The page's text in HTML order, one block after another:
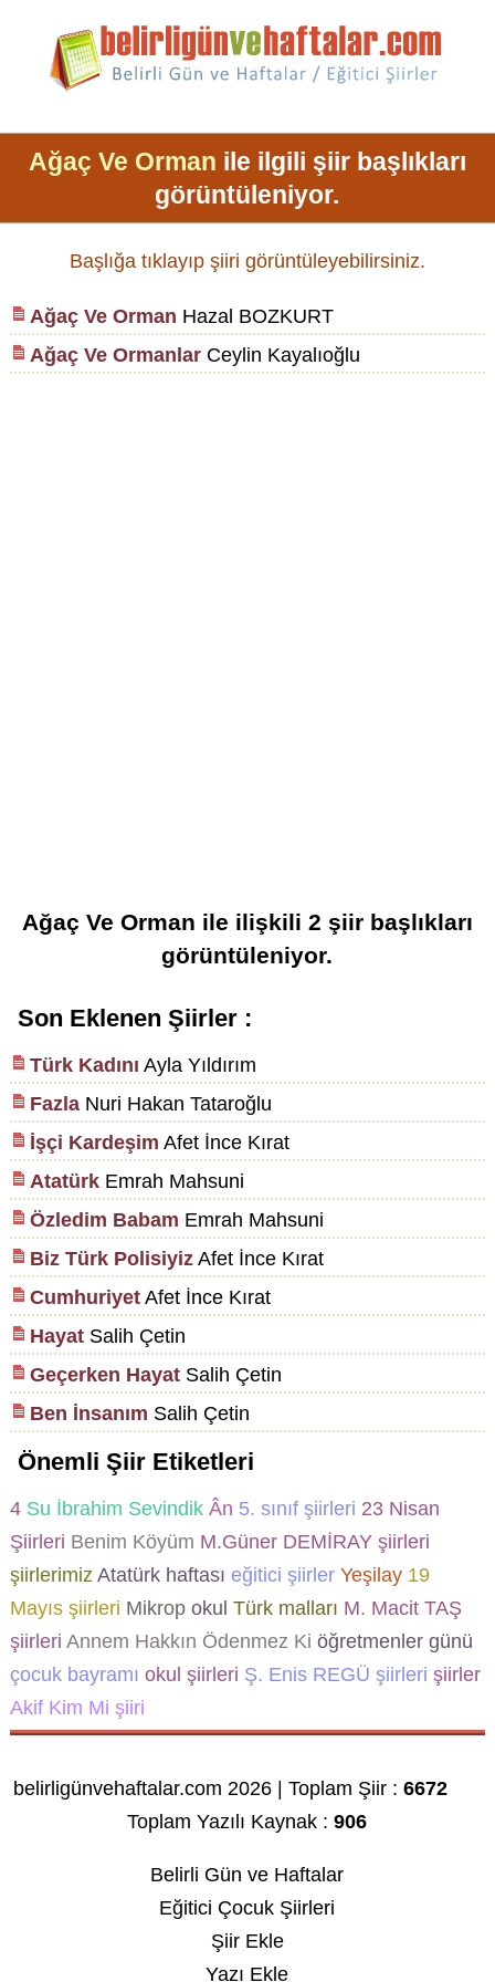
Ağaç Ve Orman ile ilgili şiir başlıkları
görüntüleniyor.
Başlığa tıklayıp şiiri görüntüleyebilirsiniz.
Ağaç Ve Orman Hazal BOZKURT
Ağaç Ve OrmanlarCeylin Kayalıoğlu
Ağaç Ve Orman ile ilişkili 2 şiir başlıkları
görüntüleniyor.
Son Eklenen Şiirler :
Türk Kadını Ayla Yıldırım
FazlaNuri Hakan Tataroğlu
İşçi Kardeşim Afet İnce Kırat
AtatürkEmrah Mahsuni
Özledim Babam Emrah Mahsuni
Biz Türk PolisiyizAfet İnce Kırat
CumhuriyetAfet İnce Kırat
HayatSalih Çetin
Geçerken HayatSalih Çetin
Ben İnsanım Salih Çetin
Önemli Şiir Etiketleri
4 Su İbrahim Sevindik Ân 5. sınıf şiirleri 23 Nisan
Şiirleri Benim Köyüm M.Güner DEMİRAY şiirleri
şiirlerimiz Atatürk haftası eğitici şiirler Yeşilay 19
Mayıs şiirleri Mikrop okul Türk malları M. Macit TAŞ
şiirleri Annem Hakkın Ödenmez Ki öğretmenler günü
çocuk bayramı okul şiirleri Ş. Enis REGÜ şiirleri şiirler
Akif Kim Mi şiiri
belirligünvehaftalar.com 2026 | Toplam Şiir :6672
Toplam Yazılı Kaynak :906
Belirli Gün ve Haftalar
Eğitici Çocuk Şiirleri
Şiir Ekle
Yazı Ekle